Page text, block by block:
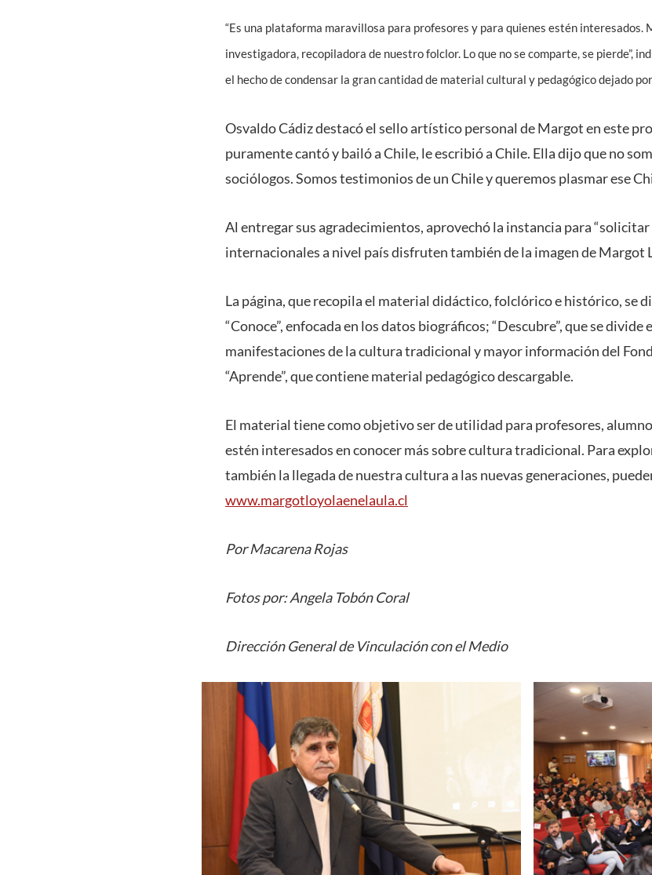
“Es una plataforma maravillosa para profesores y para quienes estén interesados.
investigadora, recopiladora de nuestro folclor. Lo que no se comparte, se pierde”,
el hecho de condensar la gran cantidad de material cultural y pedagógico dejado
Osvaldo Cádiz destacó el sello artístico personal de Margot en este
puramente cantó y bailó a Chile, le escribió a Chile. Ella dijo que no
sociólogos. Somos testimonios de un Chile y queremos plasmar ese
Al entregar sus agradecimientos, aprovechó la instancia para
internacionales a nivel país disfruten también de la imagen de Margot
La página, que recopila el material didáctico, folclórico e histórico, se
“Conoce”, enfocada en los datos biográficos; “Descubre”, que se divide
manifestaciones de la cultura tradicional y mayor información del
“Aprende”, que contiene material pedagógico descargable.
El material tiene como objetivo ser de utilidad para profesores,
estén interesados en conocer más sobre cultura tradicional. Para
también la llegada de nuestra cultura a las nuevas generaciones,
www.margotloyolaenelaula.cl
Por Macarena Rojas
Fotos por: Angela Tobón Coral
Dirección General de Vinculación con el Medio